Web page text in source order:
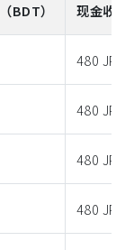
（BDT） 现金收
480 JPY
480 JPY
480 JPY
480 JPY